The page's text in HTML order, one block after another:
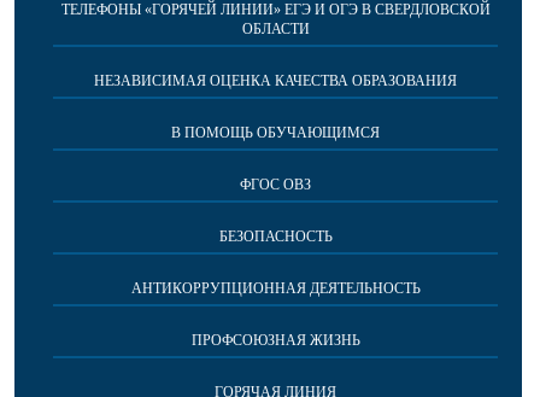
ТЕЛЕФОНЫ «ГОРЯЧЕЙ ЛИНИИ» ЕГЭ И ОГЭ В СВЕРДЛОВСКОЙ
ОБЛАСТИ
НЕЗАВИСИМАЯ ОЦЕНКА КАЧЕСТВА ОБРАЗОВАНИЯ
В ПОМОЩЬ ОБУЧАЮЩИМСЯ
ФГОС ОВЗ
БЕЗОПАСНОСТЬ
АНТИКОРРУПЦИОННАЯ ДЕЯТЕЛЬНОСТЬ
ПРОФСОЮЗНАЯ ЖИЗНЬ
ГОРЯЧАЯ ЛИНИЯ